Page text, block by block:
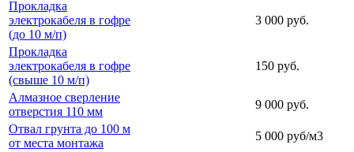
Прокладка
электрокабеля в гофре
(до 10 м/п)
3 000 руб.
Прокладка
электрокабеля в гофре
(свыше 10 м/п)
150 руб.
Алмазное сверление
отверстия 110 мм
9 000 руб.
Отвал грунта до 100 м
от места монтажа
5 000 руб/м3